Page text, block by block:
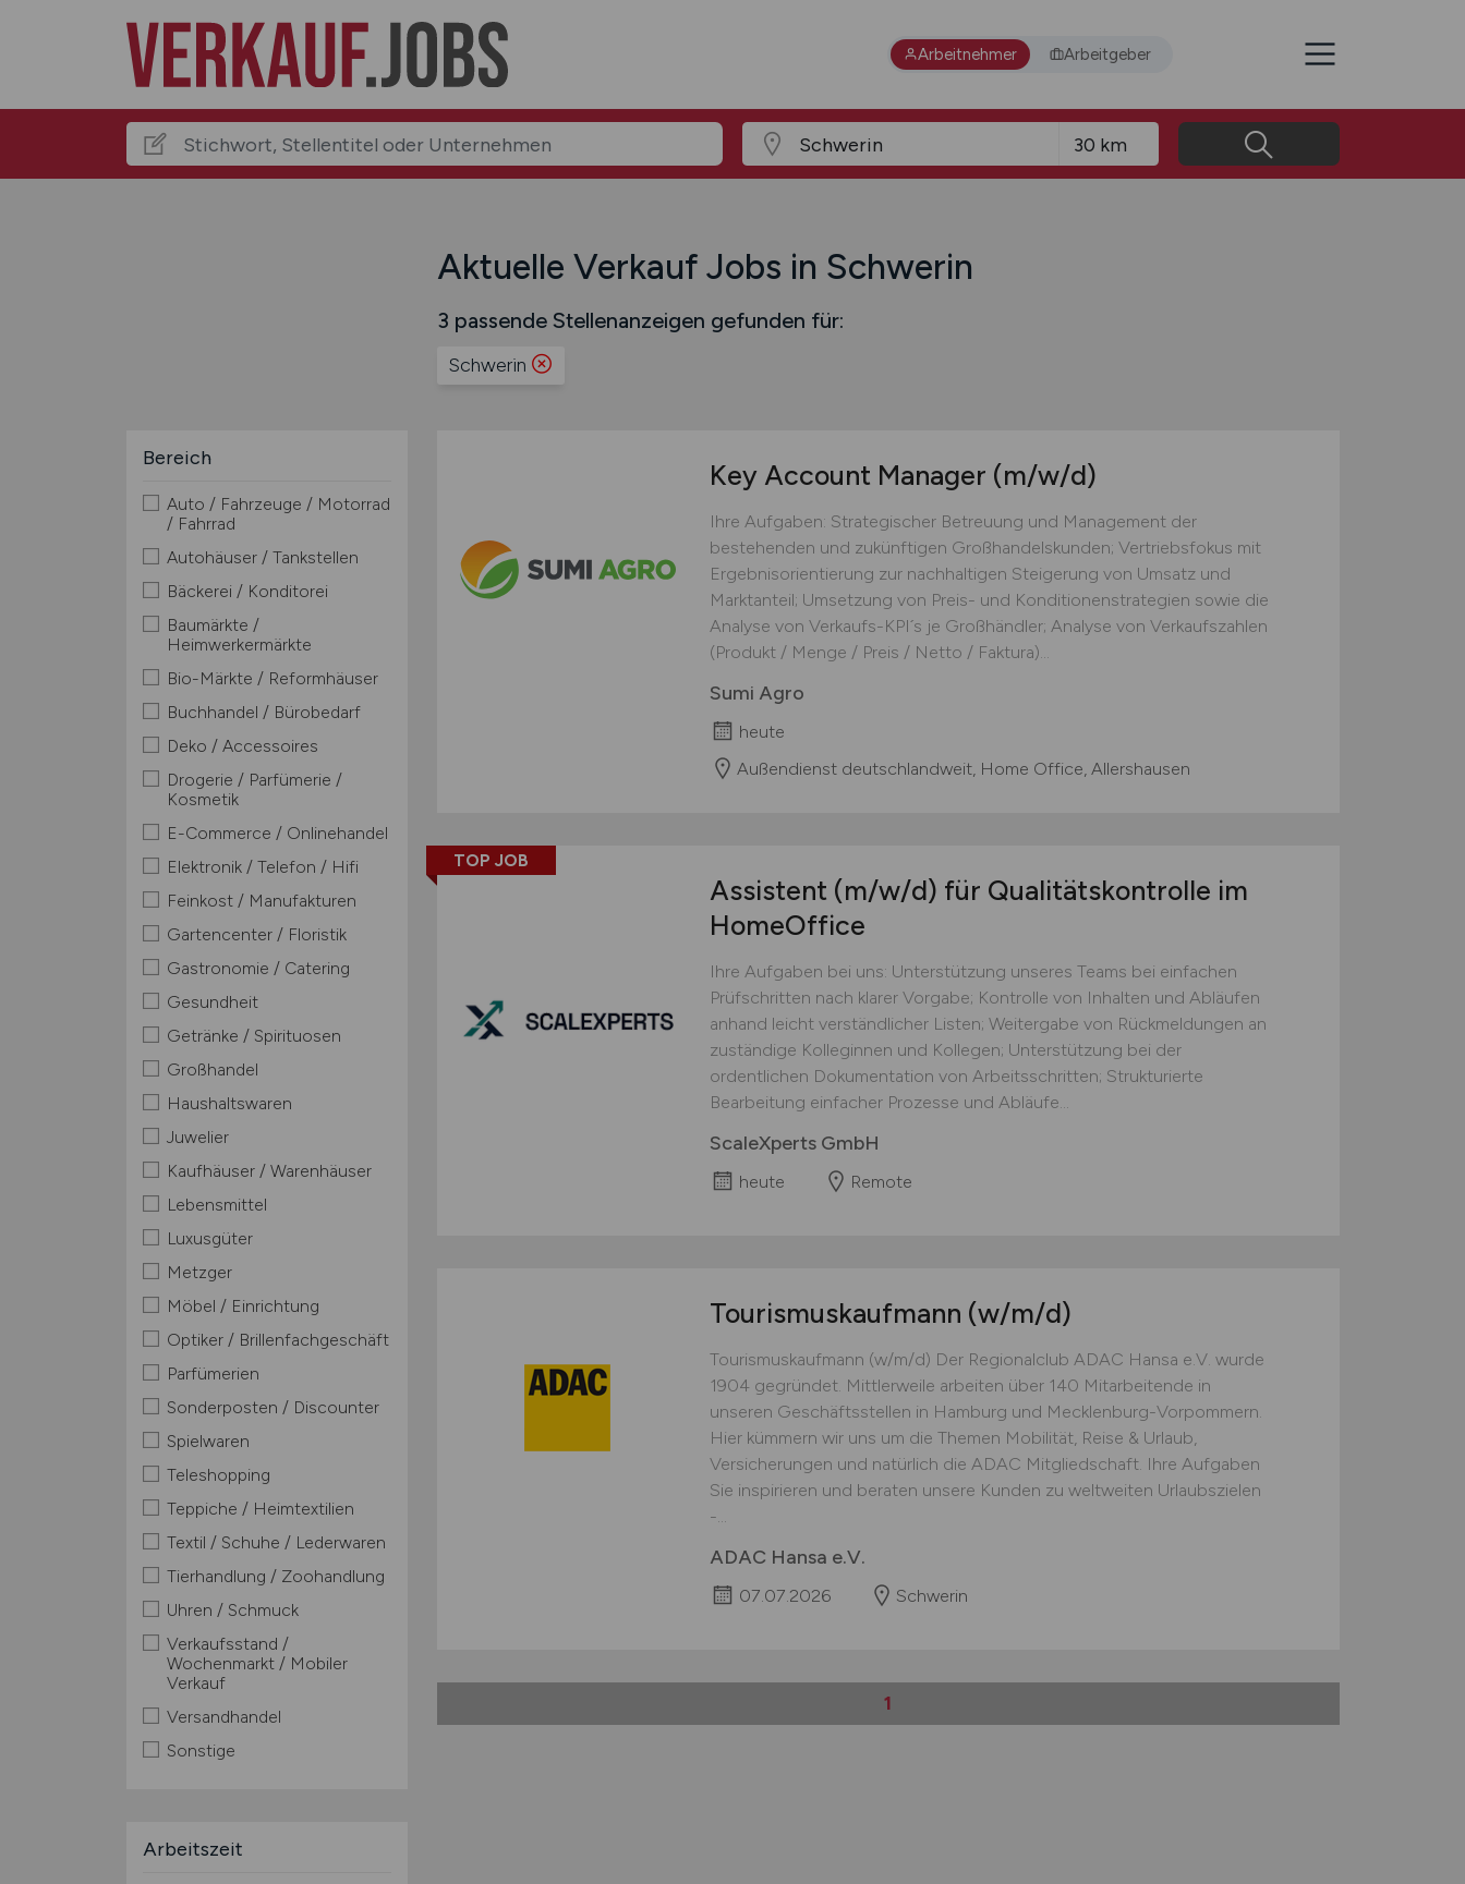
Arbeitnehmer Arbeitgeber
Aktuelle Verkauf Jobs in Schwerin
3 passende Stellenanzeigen gefunden für:
Schwerin
Bereich
Auto / Fahrzeuge / Motorrad
/ Fahrrad
Autohäuser / Tankstellen
Bäckerei / Konditorei
Baumärkte /
Heimwerkermärkte
Bio-Märkte / Reformhäuser
Buchhandel / Bürobedarf
Deko / Accessoires
Drogerie / Parfümerie /
Kosmetik
E-Commerce / Onlinehandel
Elektronik / Telefon / Hifi
Feinkost / Manufakturen
Gartencenter / Floristik
Gastronomie / Catering
Gesundheit
Getränke / Spirituosen
Großhandel
Haushaltswaren
Juwelier
Kaufhäuser / Warenhäuser
Lebensmittel
Luxusgüter
Metzger
Möbel / Einrichtung
Optiker / Brillenfachgeschäft
Parfümerien
Sonderposten / Discounter
Spielwaren
Teleshopping
Teppiche / Heimtextilien
Textil / Schuhe / Lederwaren
Tierhandlung / Zoohandlung
Uhren / Schmuck
Verkaufsstand /
Wochenmarkt / Mobiler
Verkauf
Versandhandel
Sonstige
Arbeitszeit
Key Account Manager (m/w/d)
Ihre Aufgaben: Strategischer Betreuung und Management der
bestehenden und zukünftigen Großhandelskunden; Vertriebsfokus mit
Ergebnisorientierung zur nachhaltigen Steigerung von Umsatz und
Marktanteil; Umsetzung von Preis- und Konditionenstrategien sowie die
Analyse von Verkaufs-KPI´s je Großhändler; Analyse von Verkaufszahlen
(Produkt / Menge / Preis / Netto / Faktura)...
Sumi Agro
heute
Außendienst deutschlandweit, Home Office, Allershausen
TOP JOB
Assistent (m/w/d) für Qualitätskontrolle im
HomeOffice
Ihre Aufgaben bei uns: Unterstützung unseres Teams bei einfachen
Prüfschritten nach klarer Vorgabe; Kontrolle von Inhalten und Abläufen
anhand leicht verständlicher Listen; Weitergabe von Rückmeldungen an
zuständige Kolleginnen und Kollegen; Unterstützung bei der
ordentlichen Dokumentation von Arbeitsschritten; Strukturierte
Bearbeitung einfacher Prozesse und Abläufe...
ScaleXperts GmbH
heute Remote
Tourismuskaufmann (w/m/d)
Tourismuskaufmann (w/m/d) Der Regionalclub ADAC Hansa e.V. wurde
1904 gegründet. Mittlerweile arbeiten über 140 Mitarbeitende in
unseren Geschäftsstellen in Hamburg und Mecklenburg-Vorpommern.
Hier kümmern wir uns um die Themen Mobilität, Reise & Urlaub,
Versicherungen und natürlich die ADAC Mitgliedschaft. Ihre Aufgaben
Sie inspirieren und beraten unsere Kunden zu weltweiten Urlaubszielen
-...
ADAC Hansa e.V.
07.07.2026 Schwerin
1